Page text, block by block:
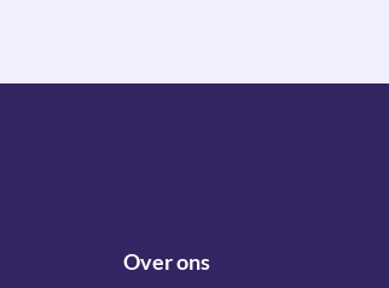
Over ons